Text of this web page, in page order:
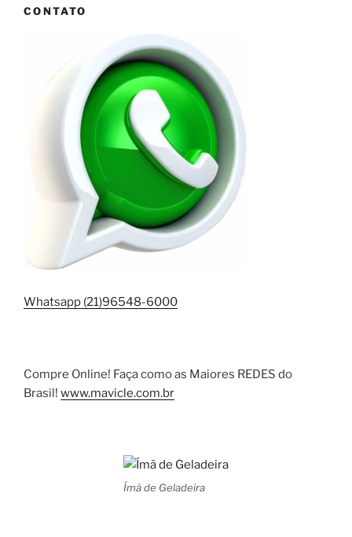
CONTATO
Whatsapp (21)96548-6000
Compre Online! Faça como as Maiores REDES do
Brasil! www.mavicle.com.br
Ímã de Geladeira